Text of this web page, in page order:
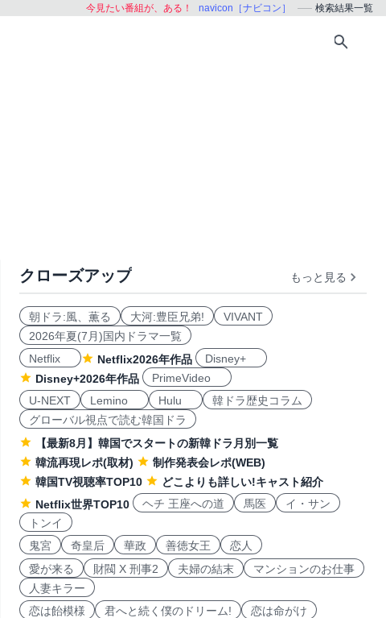
今見たい番組が、ある！ navicon［ナビコン］ 検索結果一覧
クローズアップ もっと見る
朝ドラ:風、薫る 大河:豊臣兄弟!
VIVANT
2026年夏(7月)国内ドラマ一覧
Netflix
Netflix2026年作品
Disney+
Disney+2026年作品
PrimeVideo
U-NEXT
Lemino Hulu
韓ドラ歴史コラム
グローバル視点で読む韓国ドラ
【最新8月】韓国でスタートの新韓ドラ月別一覧
韓流再現レポ(取材)
制作発表会レポ(WEB)
韓国TV視聴率TOP10
どこよりも詳しい!キャスト紹介
Netflix世界TOP10
ヘチ 王座への道 馬医
イ・サン
トンイ
鬼宮
奇皇后 華政 善徳女王
恋人
愛が来る
財閥 X 刑事2 夫婦の結末
マンションのお仕事
人妻キラー
恋は飴模様
君へと続く僕のドリーム!
恋は命がけ